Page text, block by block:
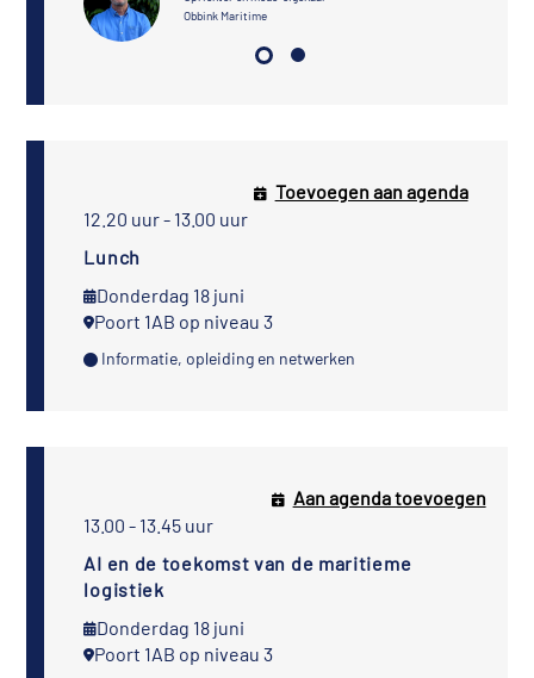
Obbink Maritime
12.20 uur - 13.00 uur
Lunch
Donderdag 18 juni
Poort 1AB op niveau 3
Toevoegen aan agenda
Informatie, opleiding en netwerken
13.00 - 13.45 uur
AI en de toekomst van de maritieme
logistiek
Donderdag 18 juni
Poort 1AB op niveau 3
Aan agenda toevoegen